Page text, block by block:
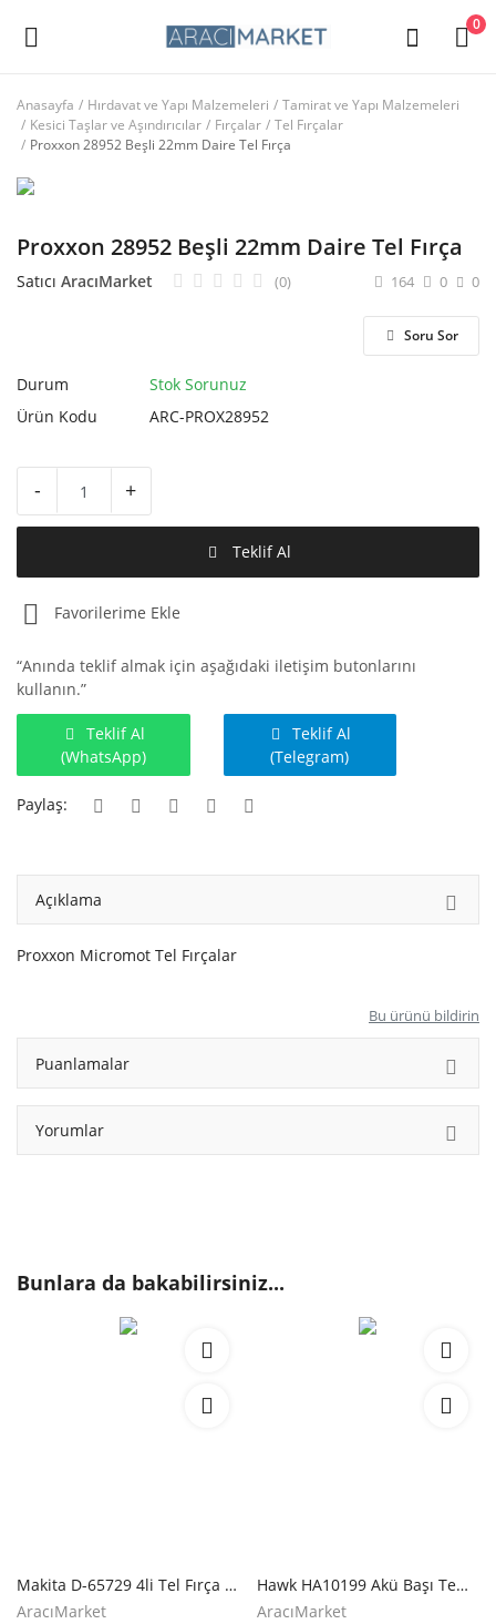
0
Ana Menü
Kategoriler
Anasayfa
Hesap Oluştur
Anasayfa Hırdavat ve Yapı Malzemeleri
Tamirat ve Yapı Malzemeleri
Kesici Taşlar ve Aşındırıcılar
Fırçalar
Tel Fırçalar
Proxxon 28952 Beşli 22mm Daire Tel Fırça
Proxxon 28952 Beşli 22mm Daire Tel Fırça
Satıcı AracıMarket 0
(0) 0
164
Soru Sor
Durum
Stok Sorunuz
Ürün Kodu
ARC-PROX28952
- +
Teklif Al
Favorilerime Ekle
“Anında teklif almak için aşağıdaki iletişim butonlarını
kullanın.”
Teklif Al
(WhatsApp)
Teklif Al
(Telegram)
Paylaş:
Açıklama
Proxxon Micromot Tel Fırçalar
Bu ürünü bildirin
Puanlamalar
Yorumlar
Bunlara da bakabilirsiniz...
Makita D-65729 4li Tel Fırça Seti
AracıMarket
Hawk HA10199 Akü Başı Temizleme Fırçası
AracıMarket